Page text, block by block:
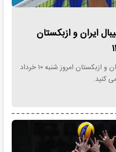
ایران و ازبکستان
نتیجه و خلاصه بازی والیبال ایران و ازبکستان امروز شنبه ۱۰ خرداد